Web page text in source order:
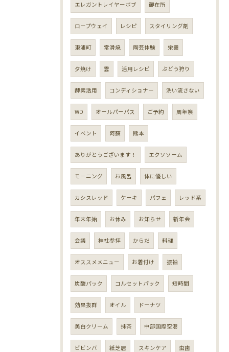
エレガントレイヤーボブ 御在所
ロープウェイ レシピ スタイリング剤
東浦町 常滑焼 陶芸体験 栄養
夕焼け 雲 活用レシピ ぶどう狩り
酵素活用 コンディショナー 洗い流さない
WD オールパーパス ご予約 周年祭
イベント 阿蘇 熊本
ありがとうございます！ エクソソーム
モーニング お風呂 体に優しい
カシスレッド ケーキ パフェ レッド系
年末年始 お休み お知らせ 新年会
会議 神社参拝 からだ 料理
オススメメニュー お着付け 振袖
炭酸パック コルセットパック 短時間
効果抜群 オイル ドーナツ
美白クリーム 抹茶 中部国際空港
ビビンバ 紙芝居 スキンケア 虫歯